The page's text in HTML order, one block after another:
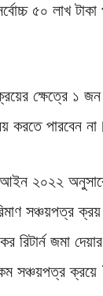
৫০ লাখ
ক্ষেত্রে ১
করতে পারবেন না।
আইন ২০২২
সঞ্চয়পত্র
রিটার্ন জমা
কম সঞ্চয়পত্র